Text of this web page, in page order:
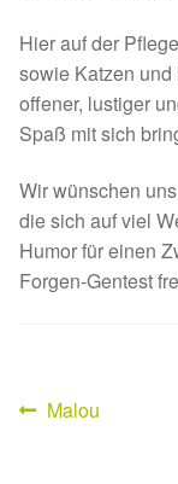
Juli bis
Januar bis
Juli bis
Januar
Juli bis
Hier auf der
sowie Katzen
offener, lustiger
Spaß mit sich
Wir wünschen
die sich auf viel
Humor für einen
Forgen-Gentest
Vorheriger
Malou